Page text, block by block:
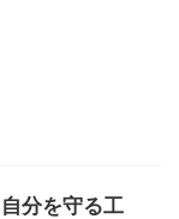
分を守る工